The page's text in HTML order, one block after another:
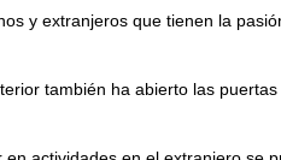
y extranjeros que tienen la
también ha abierto las